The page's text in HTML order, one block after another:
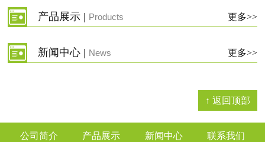
更多>>
产品展示 | Products
更多>>
新闻中心 | News
↑ 返回顶部
公司简介 产品展示 新闻中心 联系我们